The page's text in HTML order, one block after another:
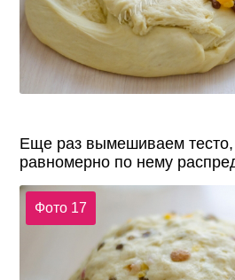
Еще раз вымешиваем тесто,
равномерно по нему
Фото 17